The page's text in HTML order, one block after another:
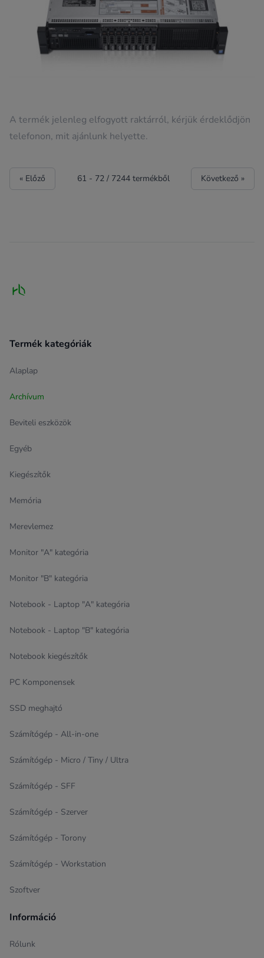
A termék jelenleg elfogyott raktárról, kérjük érdeklődjön
telefonon, mit ajánlunk helyette.
« Előző 61 - 72/ 7244termékből Következő »
Termék kategóriák
Alaplap
Archívum
Beviteli eszközök
Egyéb
Kiegészítők
Memória
Merevlemez
Monitor "A" kategória
Monitor "B" kategória
Notebook - Laptop "A" kategória
Notebook - Laptop "B" kategória
Notebook kiegészítők
PC Komponensek
SSD meghajtó
Számítógép - All-in-one
Számítógép - Micro / Tiny / Ultra
Számítógép - SFF
Számítógép - Szerver
Számítógép - Torony
Számítógép - Workstation
Szoftver
Információ
Rólunk